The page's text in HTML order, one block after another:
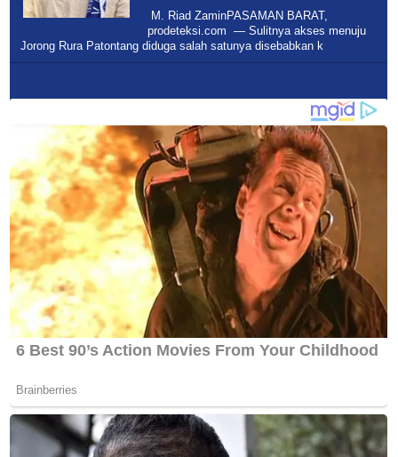
M. Riad ZaminPASAMAN BARAT,
prodeteksi.com — Sulitnya akses menuju
Jorong Rura Patontang diduga salah satunya disebabkan k